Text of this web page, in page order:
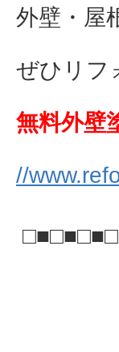
外壁・屋
ぜひリフ
無料外壁
//